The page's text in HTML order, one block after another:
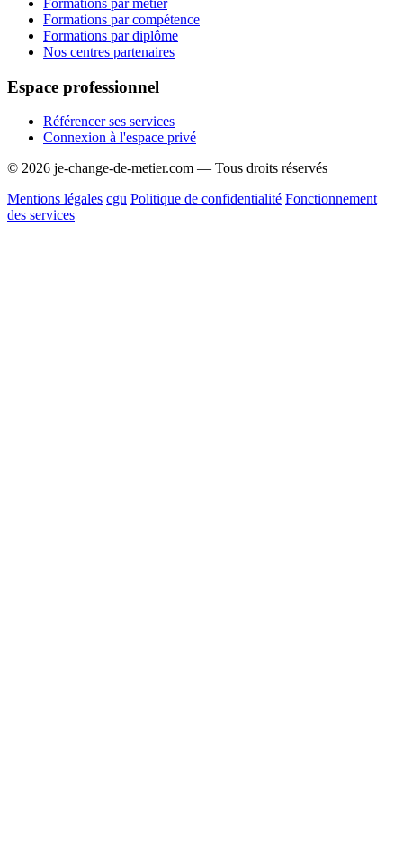
Formations par métier
Formations par compétence
Formations par diplôme
Nos centres partenaires
Espace professionnel
Référencer ses services
Connexion à l'espace privé
© 2026 je-change-de-metier.com — Tous droits réservés
Mentions légales cgu Politique de confidentialité Fonctionnement
des services